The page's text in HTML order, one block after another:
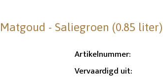
- Saliegroen (0.85 liter)
Artikelnummer:
Vervaardigd uit: